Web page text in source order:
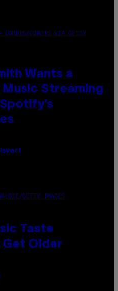
CORBIS/CORBIS VIA GETTY
Wants a
Streaming
GETTY IMAGES
Taste
Get Older